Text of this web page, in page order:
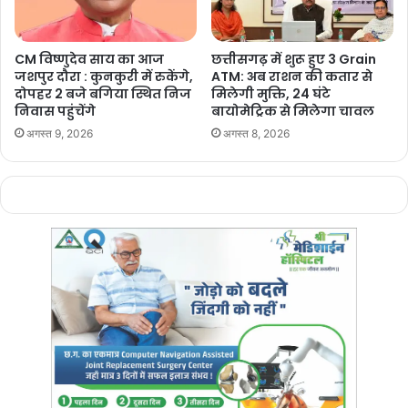
Manish Tiwari
CM विष्णुदेव साय का आज
जशपुर दौरा : कुनकुरी में रुकेंगे,
दोपहर 2 बजे बगिया स्थित निज
निवास पहुंचेंगे
अगस्त 9, 2026
छत्तीसगढ़ में शुरू हुए 3 Grain
ATM: अब राशन की कतार से
मिलेगी मुक्ति, 24 घंटे
बायोमेट्रिक से मिलेगा चावल
अगस्त 8, 2026